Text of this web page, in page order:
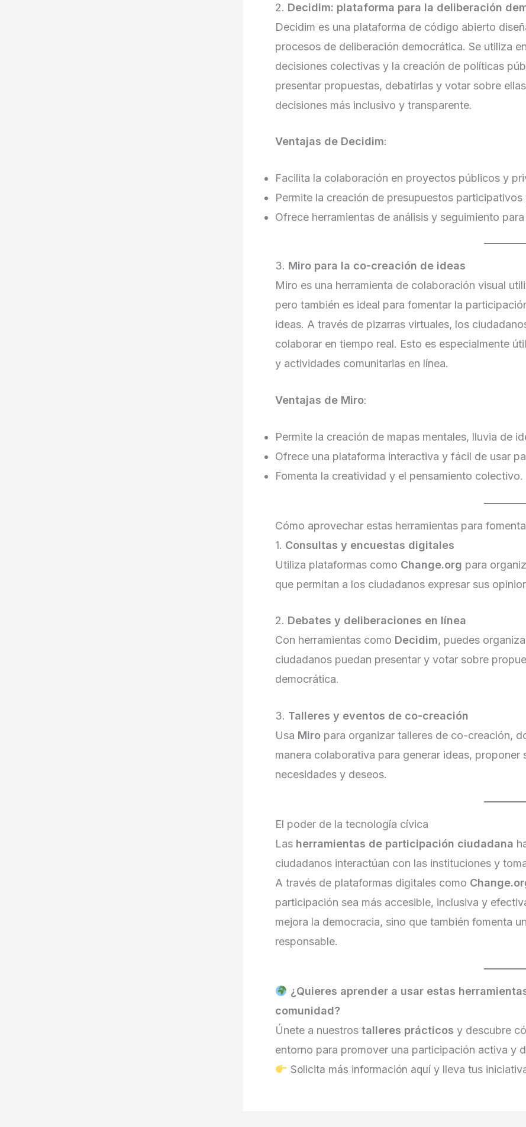
2. Decidim: plataforma para la deliberación
Decidim es una plataforma de código abierto
procesos de deliberación democrática. Se utiliza
decisiones colectivas y la creación de políticas
presentar propuestas, debatirlas y votar sobre
decisiones más inclusivo y transparente.
Ventajas de Decidim:
Facilita la colaboración en proyectos públicos y
Permite la creación de presupuestos
Ofrece herramientas de análisis y seguimiento
3. Miro para la co-creación de ideas
Miro es una herramienta de colaboración visual
pero también es ideal para fomentar la
ideas. A través de pizarras virtuales, los
colaborar en tiempo real. Esto es especialmente
y actividades comunitarias en línea.
Ventajas de Miro:
Permite la creación de mapas mentales, lluvia de
Ofrece una plataforma interactiva y fácil de usar
Fomenta la creatividad y el pensamiento colectivo.
Cómo aprovechar estas herramientas para
1. Consultas y encuestas digitales
Utiliza plataformas como Change.org para
que permitan a los ciudadanos expresar sus
2. Debates y deliberaciones en línea
Con herramientas como Decidim, puedes
ciudadanos puedan presentar y votar sobre
democrática.
3. Talleres y eventos de co-creación
Usa Miro para organizar talleres de co-creación,
manera colaborativa para generar ideas,
necesidades y deseos.
El poder de la tecnología cívica
Las herramientas de participación ciudadana
ciudadanos interactúan con las instituciones y
A través de plataformas digitales como
participación sea más accesible, inclusiva y
mejora la democracia, sino que también fomenta
responsable.
¿Quieres aprender a usar estas
comunidad?
Únete a nuestrostalleres prácticos y descubre
entorno para promover una participación activa y
Solicita más información aquíy lleva tus